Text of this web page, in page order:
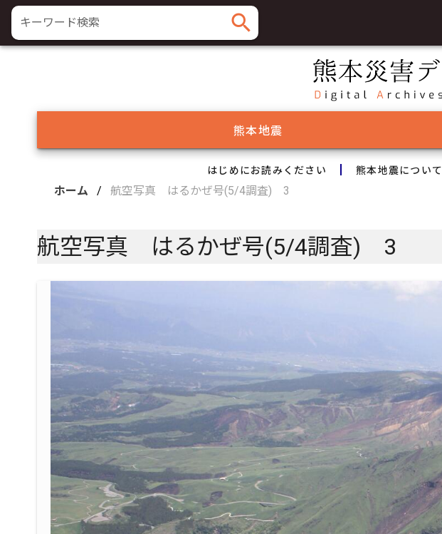
キーワード検索 search
熊本地震
はじめにお読みください 熊本地震について
ホーム / 航空写真 はるかぜ号(5/4調査) 3
航空写真 はるかぜ号(5/4調査) 3